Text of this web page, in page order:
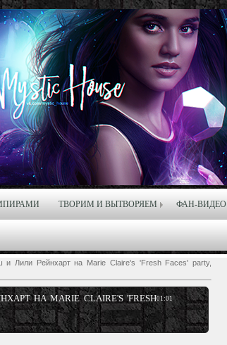
ТВОРИМ И ВЫТВОРЯЕМ ФАН-ВИДЕО
Лили Рейнхарт на Marie Claire's 'Fresh Faces' party,
01:01
НА MARIE CLAIRE'S 'FRESH